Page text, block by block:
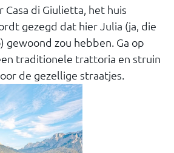
Casa di Giulietta, het huis
gezegd dat hier Julia (ja, die
gewoond zou hebben. Ga op
traditionele trattoria en struin
de gezellige straatjes.